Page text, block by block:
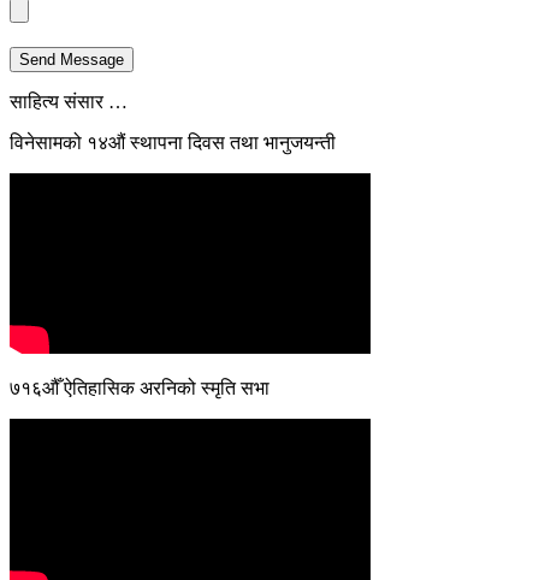
Send Message
साहित्य संसार …
विनेसामको १४औं स्थापना दिवस तथा भानुजयन्ती
७१६औँ ऐतिहासिक अरनिको स्मृति सभा